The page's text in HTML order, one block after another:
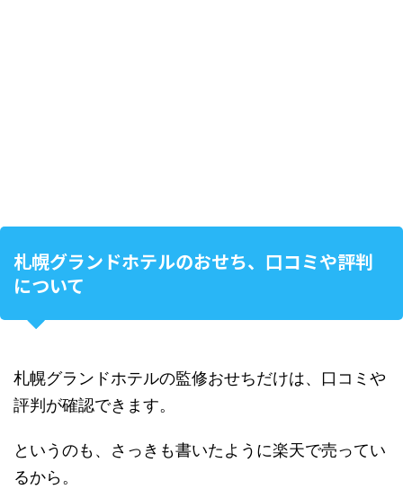
札幌グランドホテルのおせち、口コミや評判
について
札幌グランドホテルの監修おせちだけは、口コミや
評判が確認できます。
というのも、さっきも書いたように楽天で売ってい
るから。